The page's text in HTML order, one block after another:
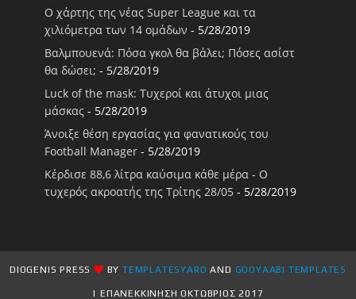
Ο χάρτης της νέας Super League και τα
χιλιόμετρα των 14 ομάδων - 5/28/2019
Βαλμπουενά: Πόσα γκολ θα βάλει; Πόσες ασίστ
θα δώσει; - 5/28/2019
Luck of the mask: Τυχεροί και άτυχοι μιας
μάσκας - 5/28/2019
Άνοιξε θέση εργασίας για φανατικούς του
Football Μanager - 5/28/2019
Κέρδισε 88,6 λίτρα καύσιμα κάθε μέρα - Ο
τυχερός ακροατής της Τρίτης 28/05 - 5/28/2019
DIOGENIS PRESS BYTEMPLATESYARD AND GOOYAABI TEMPLATES
| ΕΠΑΝΕΚΚΙΝΗΣΗ ΟΚΤΩΒΡΙΟΣ 2017